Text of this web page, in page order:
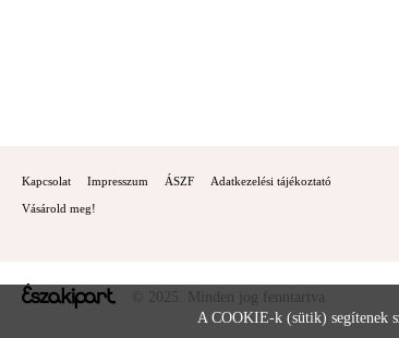
Kapcsolat Impresszum ÁSZF Adatkezelési tájékoztató
Vásárold meg!
© 2025. Minden jog fenntartva
A COOKIE-k (sütik) segítenek